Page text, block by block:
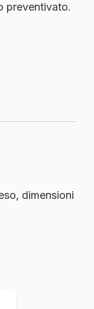
preventivato.
dimensioni